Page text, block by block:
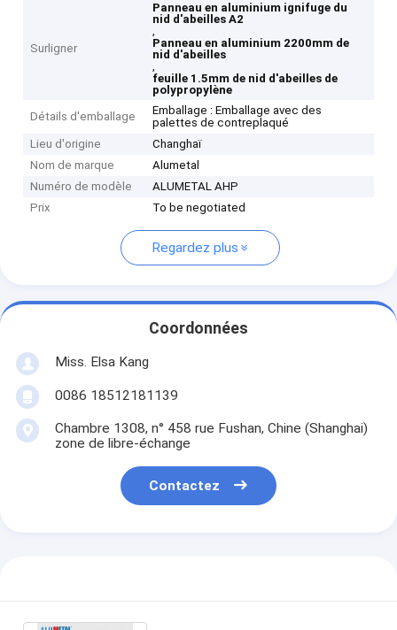
Surligner
Panneau en aluminium ignifuge du
nid d'abeilles A2
,
Panneau en aluminium 2200mm de
nid d'abeilles
,
feuille 1.5mm de nid d'abeilles de
polypropylène
Détails d'emballage
Emballage : Emballage avec des
palettes de contreplaqué
Lieu d'origine
Changhaï
Nom de marque
Alumetal
Numéro de modèle
ALUMETAL AHP
Prix
To be negotiated
Regardez plus
Coordonnées
Miss. Elsa Kang
0086 18512181139
Chambre 1308, n° 458 rue Fushan, Chine (Shanghai)
zone de libre-échange
Contactez